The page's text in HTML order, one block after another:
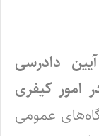
آیین دادرسی
امور کیفری
عمومی